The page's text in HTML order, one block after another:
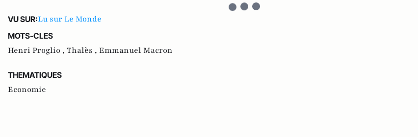
VU SUR:Lu sur Le Monde
MOTS-CLES
Henri Proglio , Thalès , Emmanuel Macron
THEMATIQUES
Economie